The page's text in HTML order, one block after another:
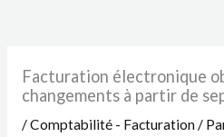
Facturation électronique
changements à partir de
/Comptabilité - Facturation/